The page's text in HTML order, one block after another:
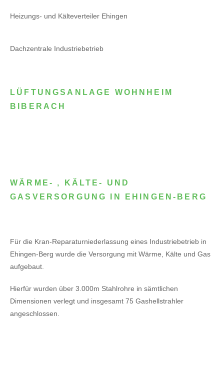
Heizungs- und Kälteverteiler Ehingen
Dachzentrale Industriebetrieb
LÜFTUNGSANLAGE WOHNHEIM
BIBERACH
WÄRME- , KÄLTE- UND
GASVERSORGUNG IN EHINGEN-BERG
Für die Kran-Reparaturniederlassung eines Industriebetrieb in
Ehingen-Berg wurde die Versorgung mit Wärme, Kälte und Gas
aufgebaut.
Hierfür wurden über 3.000m Stahlrohre in sämtlichen
Dimensionen verlegt und insgesamt 75 Gashellstrahler
angeschlossen.